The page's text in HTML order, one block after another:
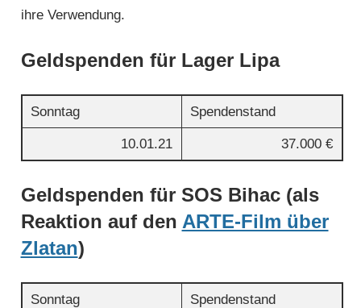
ihre Verwendung.
Geldspenden für Lager Lipa
Sonntag Spendenstand
10.01.21 37.000 €
Geldspenden für SOS Bihac (als
Reaktion auf den ARTE-Film über
Zlatan)
Sonntag Spendenstand